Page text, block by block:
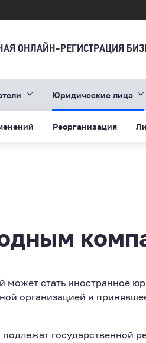
ОНЛАЙН-РЕГИСТРАЦИЯ
Юридические лица
Реорганизация
стать иностранное
организацией и
государственной